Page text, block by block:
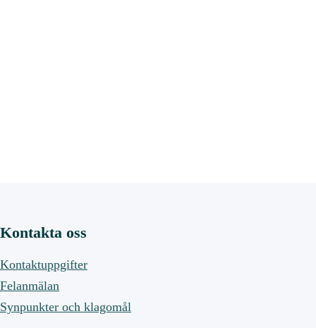
Kontakta oss
Kontaktuppgifter
Felanmälan
Synpunkter och klagomål